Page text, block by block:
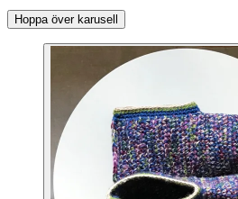
Hoppa över karusell